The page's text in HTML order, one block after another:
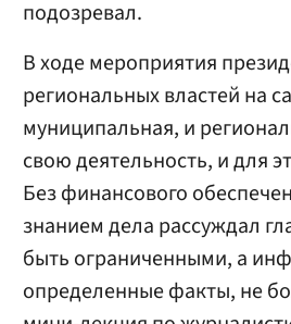
подозревал.
В ходе мероприятия
региональных властей на
муниципальная, и
свою деятельность, и для
Без финансового
знанием дела рассуждал
быть ограниченными, а
определенные факты, не